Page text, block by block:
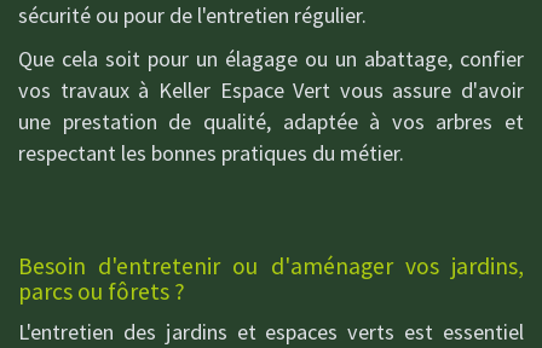
sécurité ou pour de l'entretien régulier.
Que cela soit pour un élagage ou un abattage, confier
vos travaux à Keller Espace Vert vous assure d'avoir
une prestation de qualité, adaptée à vos arbres et
respectant les bonnes pratiques du métier.
Besoin d'entretenir ou d'aménager vos jardins,
parcs ou fôrets ?
L'entretien des jardins et espaces verts est essentiel